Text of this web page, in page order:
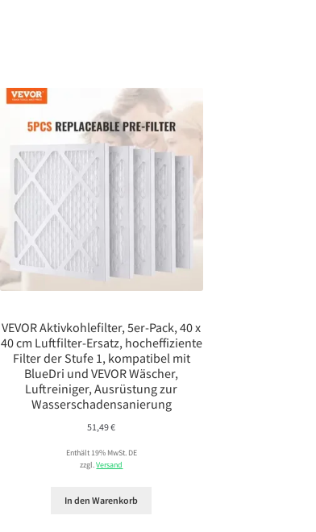
VEVOR Aktivkohlefilter, 5er-Pack, 40 x
40 cm Luftfilter-Ersatz, hocheffiziente
Filter der Stufe 1, kompatibel mit
BlueDri und VEVOR Wäscher,
Luftreiniger, Ausrüstung zur
Wasserschadensanierung
51,49€
Enthält 19% MwSt. DE
zzgl.Versand
In den Warenkorb